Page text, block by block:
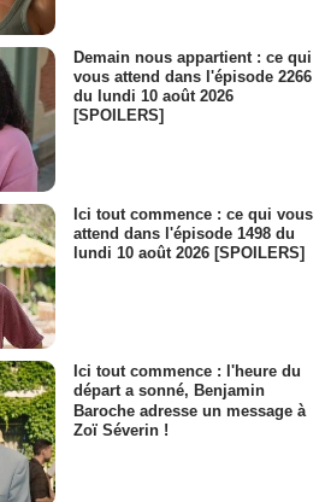
Demain nous appartient : ce qui
vous attend dans l'épisode 2266
du lundi 10 août 2026
[SPOILERS]
Ici tout commence : ce qui vous
attend dans l'épisode 1498 du
lundi 10 août 2026 [SPOILERS]
Ici tout commence : l'heure du
départ a sonné, Benjamin
Baroche adresse un message à
Zoï Séverin !